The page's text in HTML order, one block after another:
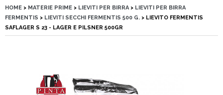
HOME > MATERIE PRIME > LIEVITI PER BIRRA> LIEVITI PER BIRRA
FERMENTIS > LIEVITI SECCHI FERMENTIS 500 G. > LIEVITO FERMENTIS
SAFLAGER S 23 - LAGER E PILSNER 500GR